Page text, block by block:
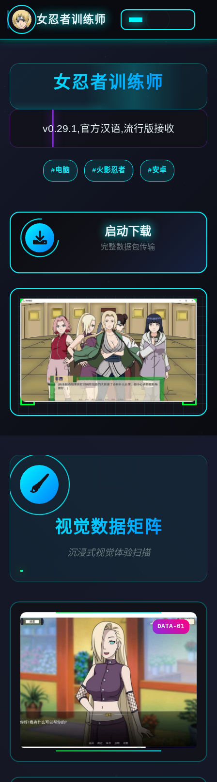
女忍者训练师
女忍者训练师
v0.29.1,官方汉语,流行版接收
#电脑 #火影忍者 #安卓
启动下载
完整数据包传输
🖌️
视觉数据矩阵
沉浸式视觉体验扫描
DATA-01